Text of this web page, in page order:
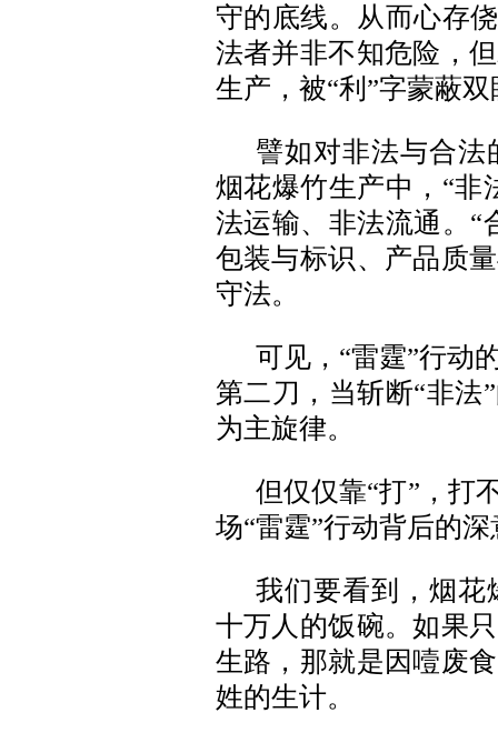
守的底线。从而心存
法者并非不知危险，
生产，被“利”字蒙蔽
譬如对非法与合
烟花爆竹生产中，“非
法运输、非法流通。“
包装与标识、产品质
守法。
可见，“雷霆”行动
第二刀，当斩断“非法
为主旋律。
但仅仅靠“打”，打
场“雷霆”行动背后的深
我们要看到，烟花
十万人的饭碗。如果
生路，那就是因噎废
姓的生计。